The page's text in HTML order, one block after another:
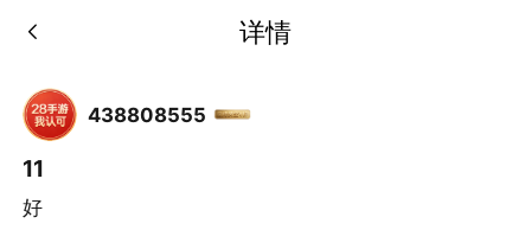
详情
438808555
11
好